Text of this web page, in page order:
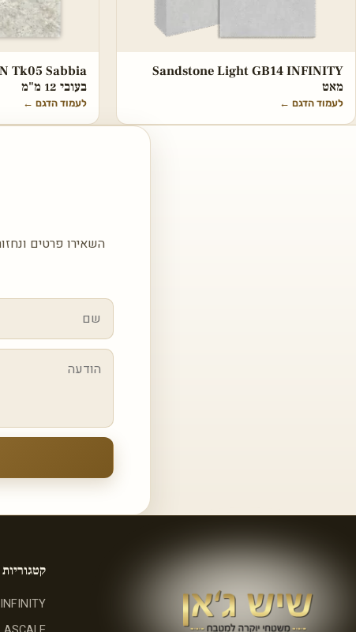
Sandstone Light GB14 INFINITY
מאט
לעמוד הדגם ←
בעובי 12 מ"מ
לעמוד הדגם ←
קטגוריות
INFINITY